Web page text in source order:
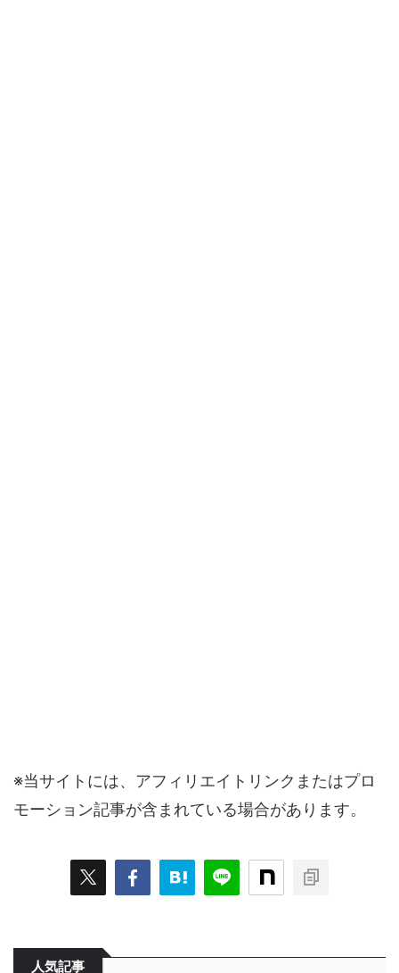
※当サイトには、アフィリエイトリンクまたはプロ
モーション記事が含まれている場合があります。
人気記事